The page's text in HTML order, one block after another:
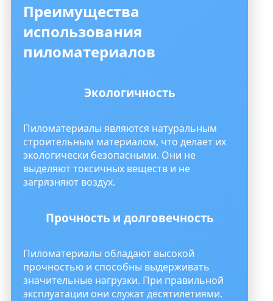
Преимущества
использования
пиломатериалов
Экологичность
Пиломатериалы являются натуральным
строительным материалом, что делает их
экологически безопасными. Они не
выделяют токсичных веществ и не
загрязняют воздух.
Прочность и долговечность
Пиломатериалы обладают высокой
прочностью и способны выдерживать
значительные нагрузки. При правильной
эксплуатации они служат десятилетиями.